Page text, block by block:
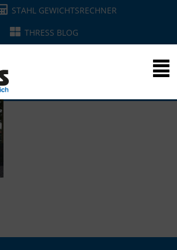
STAHL GEWICHTSRECHNER
THRESS BLOG